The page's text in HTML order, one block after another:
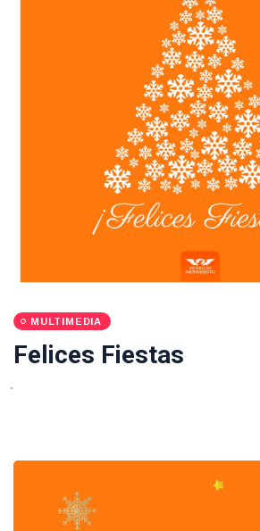
MULTIMEDIA
Felices Fiestas